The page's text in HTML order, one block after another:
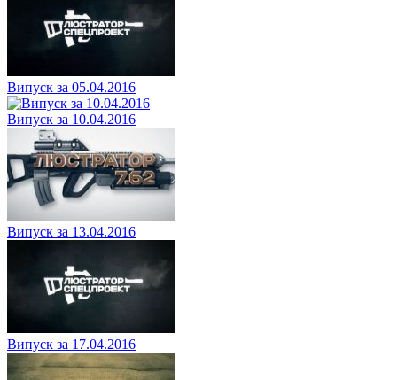
Випуск за 05.04.2016
Випуск за 10.04.2016
Випуск за 13.04.2016
Випуск за 17.04.2016